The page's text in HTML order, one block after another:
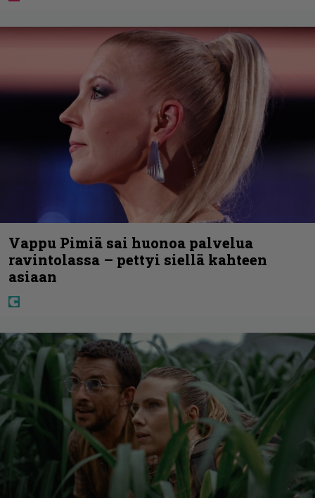
Vappu Pimiä sai huonoa palvelua
ravintolassa – pettyi siellä kahteen
asiaan